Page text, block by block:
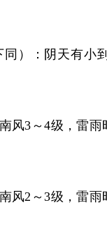
同）：阴天有小
风3～4级，雷
风2～3级，雷